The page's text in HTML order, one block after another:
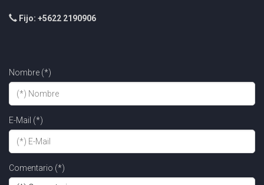
Fijo: +5622 2190906
Nombre (*)
E-Mail (*)
Comentario (*)